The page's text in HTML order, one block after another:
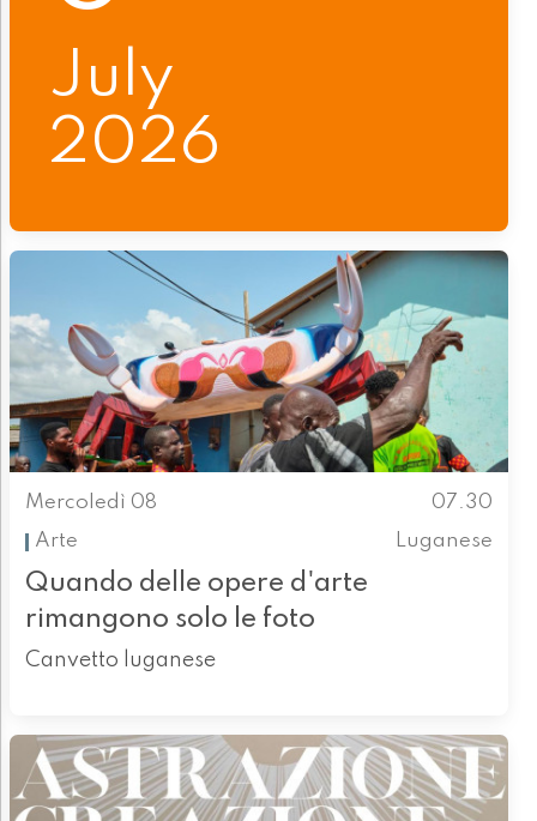
July
2026
Mercoledì 08
07.30
Arte
Luganese
Quando delle opere d'arte
rimangono solo le foto
Canvetto luganese